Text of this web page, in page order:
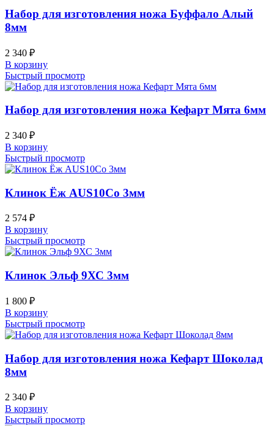
Набор для изготовления ножа Буффало Алый
8мм
2 340 ₽
В корзину
Быстрый просмотр
Набор для изготовления ножа Кефарт Мята 6мм
2 340 ₽
В корзину
Быстрый просмотр
Клинок Ёж AUS10Co 3мм
2 574 ₽
В корзину
Быстрый просмотр
Клинок Эльф 9ХС 3мм
1 800 ₽
В корзину
Быстрый просмотр
Набор для изготовления ножа Кефарт Шоколад
8мм
2 340 ₽
В корзину
Быстрый просмотр